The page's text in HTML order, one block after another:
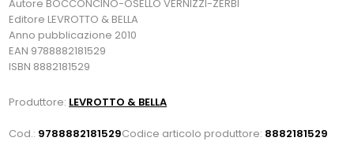
Autore BOCCONCINO-OSELLO VERNIZZI-ZERBI
Editore LEVROTTO & BELLA
Anno pubblicazione 2010
EAN 9788882181529
ISBN 8882181529
Produttore: LEVROTTO & BELLA
Cod.: 9788882181529Codice articolo produttore: 8882181529